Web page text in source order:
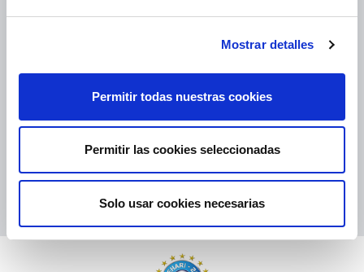
Mostrar detalles
Permitir todas nuestras cookies
Permitir las cookies seleccionadas
Solo usar cookies necesarias
eKomi
COMPANY
06.08.2026 MÁS
Basado en37828 opiniones